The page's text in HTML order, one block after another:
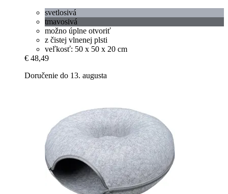
svetlosivá
tmavosivá
možno úplne otvoriť
z čistej vlnenej plsti
veľkosť: 50 x 50 x 20 cm
€ 48,49
Doručenie do 13. augusta